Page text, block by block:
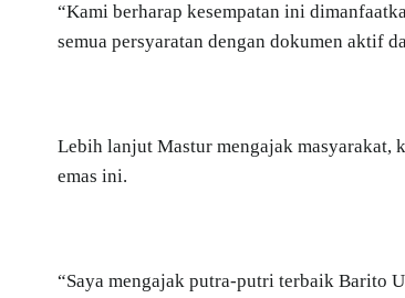
“Kami berharap kesempatan ini
semua persyaratan dengan dokumen aktif
Lebih lanjut Mastur mengajak masyarakat,
emas ini.
“Saya mengajak putra-putri terbaik Barito